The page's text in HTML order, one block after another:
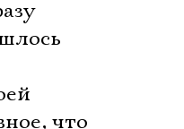
что